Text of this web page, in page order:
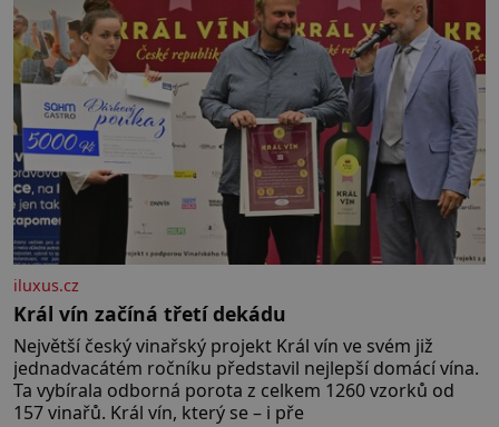
iluxus.cz
Král vín začíná třetí dekádu
Největší český vinařský projekt Král vín ve svém již
jednadvacátém ročníku představil nejlepší domácí vína.
Ta vybírala odborná porota z celkem 1260 vzorků od
157 vinařů. Král vín, který se – i pře